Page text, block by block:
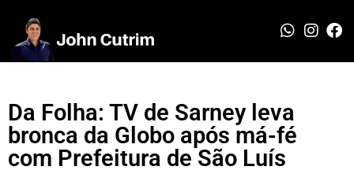
Da Folha: TV de Sarney leva
bronca da Globo após má-fé
com Prefeitura de São Luís